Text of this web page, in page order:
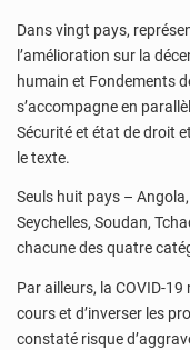
Dans vingt pays,
l’amélioration sur la
humain et Fondements
s’accompagne en
Sécurité et état de droit
le texte.
Seuls huit pays –
Seychelles, Soudan,
chacune des quatre
Par ailleurs, la COVID-
cours et d’inverser les
constaté risque